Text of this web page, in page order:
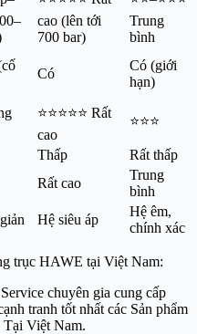
cao (lên tới
700 bar)
Trung
bình
Có
Có (giới
hạn)
⭐⭐⭐⭐⭐ Rất
cao
⭐⭐⭐
Thấp
Rất thấp
Rất cao
Trung
bình
Hệ siêu áp
Hệ êm,
chính xác
trục HAWE tại Việt Nam:
chuyên gia cung cấp
tranh tốt nhất các Sản phẩm
Việt Nam.